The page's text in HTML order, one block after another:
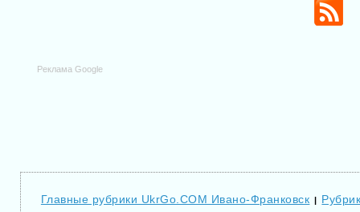
Реклама Google
Главные рубрики UkrGo.COM Ивано-Франковск |